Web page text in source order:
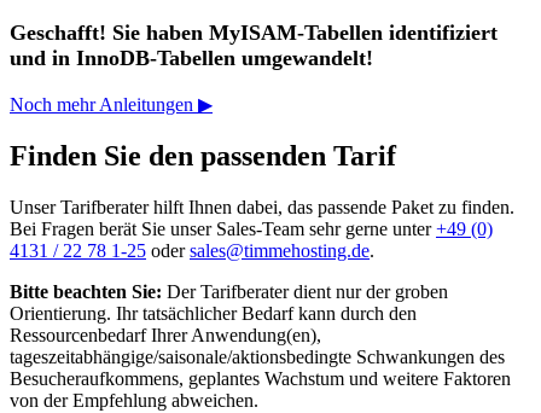
Geschafft! Sie haben MyISAM-Tabellen identifiziert
und in InnoDB-Tabellen umgewandelt!
Noch mehr Anleitungen ▶
Finden Sie den passenden Tarif
Unser Tarifberater hilft Ihnen dabei, das passende Paket zu finden.
Bei Fragen berät Sie unser Sales-Team sehr gerne unter+49 (0)
4131 / 22 78 1-25 odersales@timmehosting.de.
Bitte beachten Sie: Der Tarifberater dient nur der groben
Orientierung. Ihr tatsächlicher Bedarf kann durch den
Ressourcenbedarf Ihrer Anwendung(en),
tageszeitabhängige/saisonale/aktionsbedingte Schwankungen des
Besucheraufkommens, geplantes Wachstum und weitere Faktoren
von der Empfehlung abweichen.